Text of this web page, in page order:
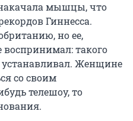
мышцы, что
Гиннесса.
но ее,
воспринимал: такого
устанавливал. Женщине
со своим
телешоу, то